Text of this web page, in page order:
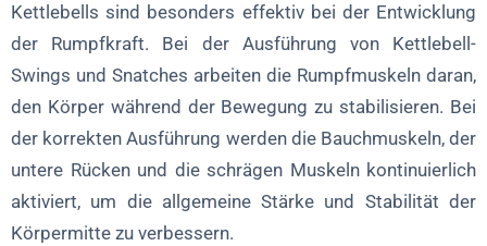
Kettlebells sind besonders effektiv bei der Entwicklung
der Rumpfkraft. Bei der Ausführung von Kettlebell-
Swings und Snatches arbeiten die Rumpfmuskeln daran,
den Körper während der Bewegung zu stabilisieren. Bei
der korrekten Ausführung werden die Bauchmuskeln, der
untere Rücken und die schrägen Muskeln kontinuierlich
aktiviert, um die allgemeine Stärke und Stabilität der
Körpermitte zu verbessern.